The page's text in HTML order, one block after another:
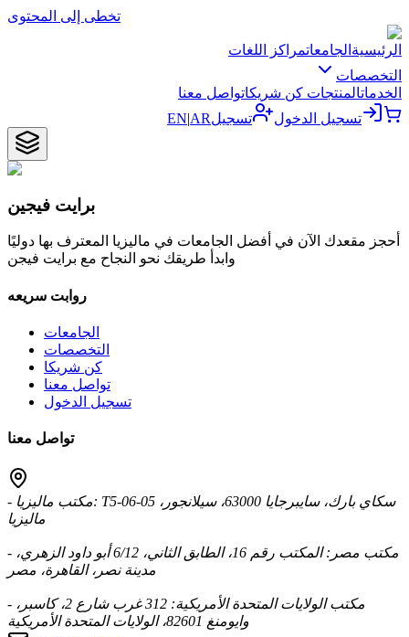
تخطى إلى المحتوى
الرئيسية الجامعاتمراكز اللغات
التخصصات
الخدماتالمنتجات كن شريكاتواصل معنا
تسجيل الدخول
تسجيل EN|AR
برايت فيجين
أحجز مقعدك الآن في أفضل الجامعات في ماليزيا المعترف بها دوليًا
وابدأ طريقك نحو النجاح مع برايت فيجن
روابت سريعه
الجامعات
التخصصات
كن شريكا
تواصل معنا
تسجيل الدخول
تواصل معنا
- مكتب ماليزيا: T5-06-05 سكاي بارك، سايبرجايا 63000، سيلانجور،
ماليزيا
- مكتب مصر: المكتب رقم 16، الطابق الثاني، 6/12 أبو داود الزهري،
مدينة نصر، القاهرة، مصر
- مكتب الولايات المتحدة الأمريكية: 312 غرب شارع 2، كاسبر،
وايومنغ 82601، الولايات المتحدة الأمريكية